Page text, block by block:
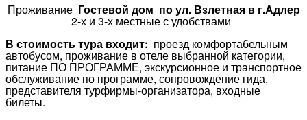
Проживание Гостевой дом по ул. Взлетная в г.Адлер
2-х и 3-х местные с удобствами
В стоимость тура входит: проезд комфортабельным
автобусом, проживание в отеле выбранной категории,
питание ПО ПРОГРАММЕ, экскурсионное и транспортное
обслуживание по программе, сопровождение гида,
представителя турфирмы-организатора, входные
билеты.